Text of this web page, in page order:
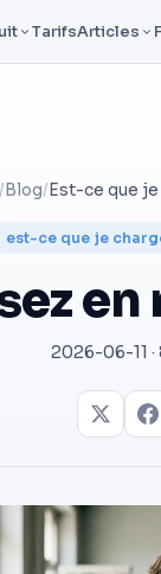
TarifsArticles
/ Blog/
est-ce que je
2026-06-11